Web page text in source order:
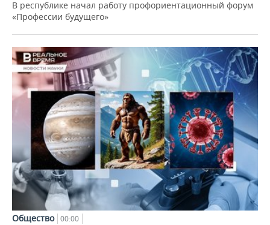
В республике начал работу профориентационный форум
«Профессии будущего»
Общество 00:00